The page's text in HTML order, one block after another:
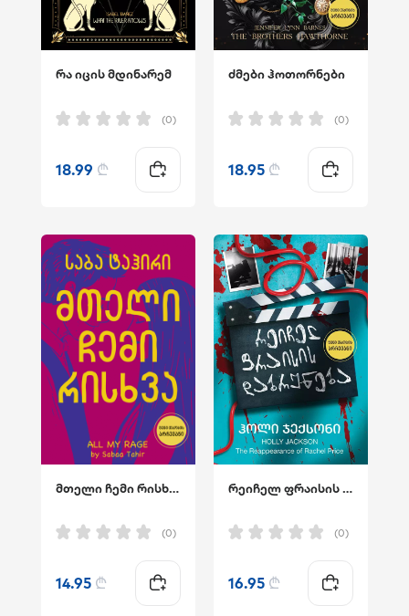
რა იცის მდინარემ
(0)
18.99 ₾
ძმები ჰოთორნები
(0)
18.95 ₾
მთელი ჩემი რისხვა
(0)
14.95 ₾
რეიჩელ ფრაისის დაბრუნება
(0)
16.95 ₾